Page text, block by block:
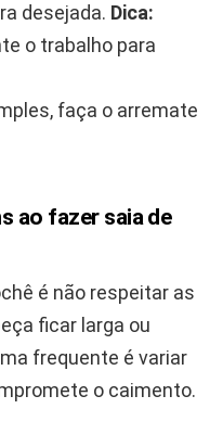
desejada. Dica:
o trabalho para
faça o arremate
ao fazer saia de
é não respeitar as
ficar larga ou
frequente é variar
o caimento.